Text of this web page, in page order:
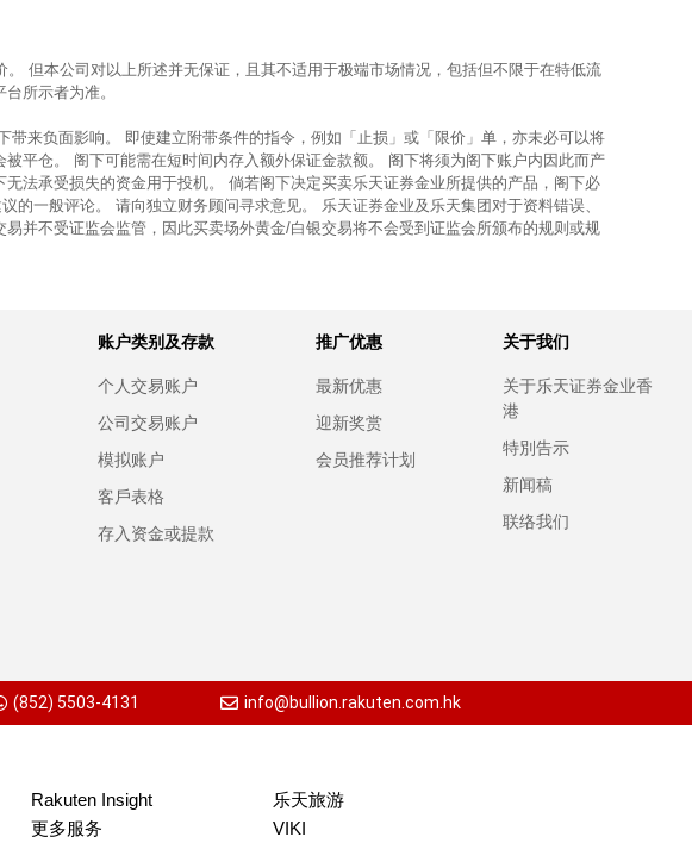
但本公司对以上所述并无保证，且其不适用于极端市场情况，包括但不限于在特低流
所示者为准。
来负面影响。 即使建立附带条件的指令，例如「止损」或「限价」单，亦未必可以将
平仓。 阁下可能需在短时间内存入额外保证金款额。 阁下将须为阁下账户内因此而产
法承受损失的资金用于投机。 倘若阁下决定买卖乐天证券金业所提供的产品，阁下必
一般评论。 请向独立财务顾问寻求意见。 乐天证券金业及乐天集团对于资料错误、
并不受证监会监管，因此买卖场外黄金/白银交易将不会受到证监会所颁布的规则或规
账户类别及存款
个人交易账户
公司交易账户
模拟账户
客戶表格
存入资金或提款
推广优惠
最新优惠
迎新奖赏
会员推荐计划
关于我们
关于乐天证券金业香
港
特別告示
新闻稿
联络我们
(852) 5503-4131 info@bullion.rakuten.com.hk
Rakuten Insight
乐天旅游
更多服务
VIKI